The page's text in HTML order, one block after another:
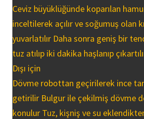
Ceviz büyüklüğünde koparılan
inceltilerek açılır ve soğumuş olan
yuvarlatılır Daha sonra geniş bir
tuz atılıp iki dakika haşlanıp
Dışı için
Dövme robottan geçirilerek ince
getirilir Bulgur ile çekilmiş dövme
konulur Tuz, kişniş ve su